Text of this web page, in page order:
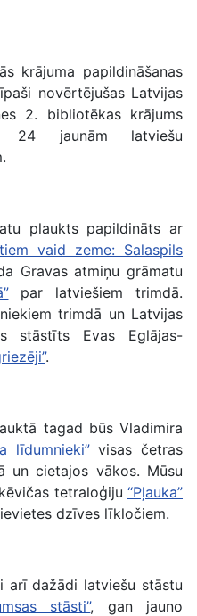
papildināšanas
novērtējušas Latvijas
2. bibliotēkas krājums
jaunām latviešu
plaukts papildināts ar
vaid zeme: Salaspils
Gravas atmiņu grāmatu
par latviešiem trimdā.
trimdā un Latvijas
stāstīts Evas Eglājas-
.
tagad būs Vladimira
līdumnieki”visas četras
un cietajos vākos. Mūsu
tetraloģiju “Pļauka”
dzīves līkločiem.
dažādi latviešu stāstu
stāsti”, gan jauno